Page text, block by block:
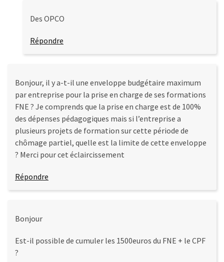
Des OPCO
Répondre
Bonjour, il y a-t-il une enveloppe budgétaire maximum
par entreprise pour la prise en charge de ses formations
FNE ? Je comprends que la prise en charge est de 100%
des dépenses pédagogiques mais si l’entreprise a
plusieurs projets de formation sur cette période de
chômage partiel, quelle est la limite de cette enveloppe
? Merci pour cet éclaircissement
Répondre
Bonjour
Est-il possible de cumuler les 1500euros du FNE + le CPF
?